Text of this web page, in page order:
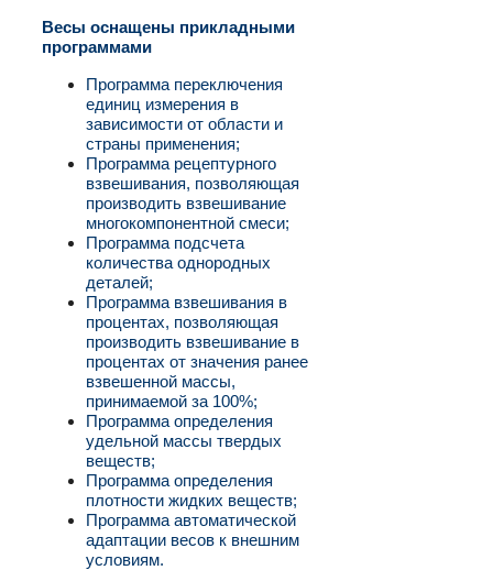
Весы оснащены прикладными
программами
Программа переключения
единиц измерения в
зависимости от области и
страны применения;
Программа рецептурного
взвешивания, позволяющая
производить взвешивание
многокомпонентной смеси;
Программа подсчета
количества однородных
деталей;
Программа взвешивания в
процентах, позволяющая
производить взвешивание в
процентах от значения ранее
взвешенной массы,
принимаемой за 100%;
Программа определения
удельной массы твердых
веществ;
Программа определения
плотности жидких веществ;
Программа автоматической
адаптации весов к внешним
условиям.